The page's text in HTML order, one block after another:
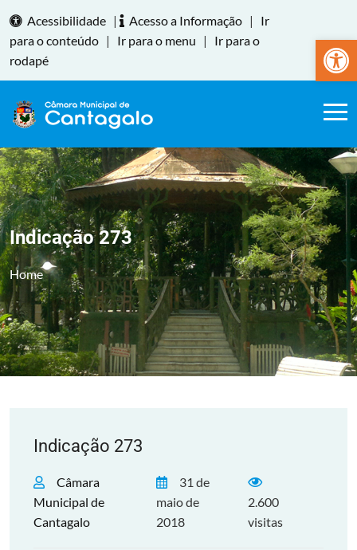
Abrir
Acessibilidade | Acesso a Informação |
Ir
para o conteúdo | Ir para o menu |
Ir para o
rodapé
Indicação 273
Home
Indicação 273
Câmara
Municipal de
Cantagalo
31 de
maio de
2018
2.600
visitas